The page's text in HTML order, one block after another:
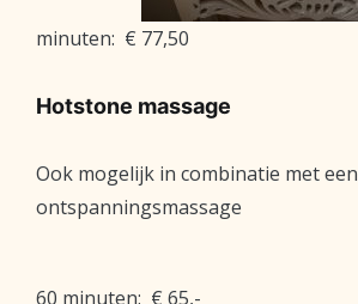
minuten: € 77,50
Hotstone massage
Ook mogelijk in combinatie met een
ontspanningsmassage
60 minuten: € 65,-